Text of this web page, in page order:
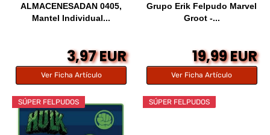
ALMACENESADAN 0405,
Mantel Individual...
3,97 EUR
Ver Ficha Artículo
Grupo Erik Felpudo Marvel
Groot -...
19,99 EUR
Ver Ficha Artículo
SÚPER FELPUDOS SÚPER FELPUDOS